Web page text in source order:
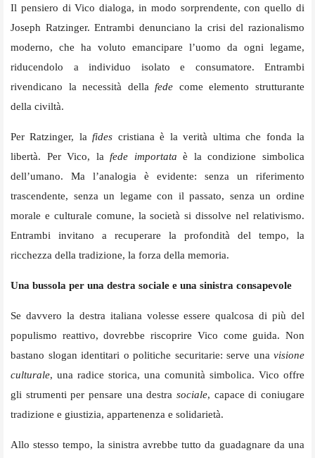
Il pensiero di Vico dialoga, in modo sorprendente, con quello di
Joseph Ratzinger. Entrambi denunciano la crisi del razionalismo
moderno, che ha voluto emancipare l’uomo da ogni legame,
riducendolo a individuo isolato e consumatore. Entrambi
rivendicano la necessità dellafede come elemento strutturante
della civiltà.
Per Ratzinger, lafides cristiana è la verità ultima che fonda la
libertà. Per Vico, lafede importata è la condizione simbolica
dell’umano. Ma l’analogia è evidente: senza un riferimento
trascendente, senza un legame con il passato, senza un ordine
morale e culturale comune, la società si dissolve nel relativismo.
Entrambi invitano a recuperare la profondità del tempo, la
ricchezza della tradizione, la forza della memoria.
Una bussola per una destra sociale e una sinistra consapevole
Se davvero la destra italiana volesse essere qualcosa di più del
populismo reattivo, dovrebbe riscoprire Vico come guida. Non
bastano slogan identitari o politiche securitarie: serve una visione
culturale, una radice storica, una comunità simbolica. Vico offre
gli strumenti per pensare una destra sociale, capace di coniugare
tradizione e giustizia, appartenenza e solidarietà.
Allo stesso tempo, la sinistra avrebbe tutto da guadagnare da una